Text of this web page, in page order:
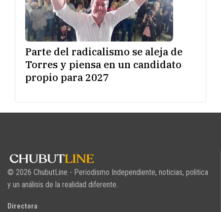
Parte del radicalismo se aleja de
Torres y piensa en un candidato
propio para 2027
© 2026 ChubutLine - Periodismo Independiente, noticias, politica
y un análisis de la realidad diferente.
Directora